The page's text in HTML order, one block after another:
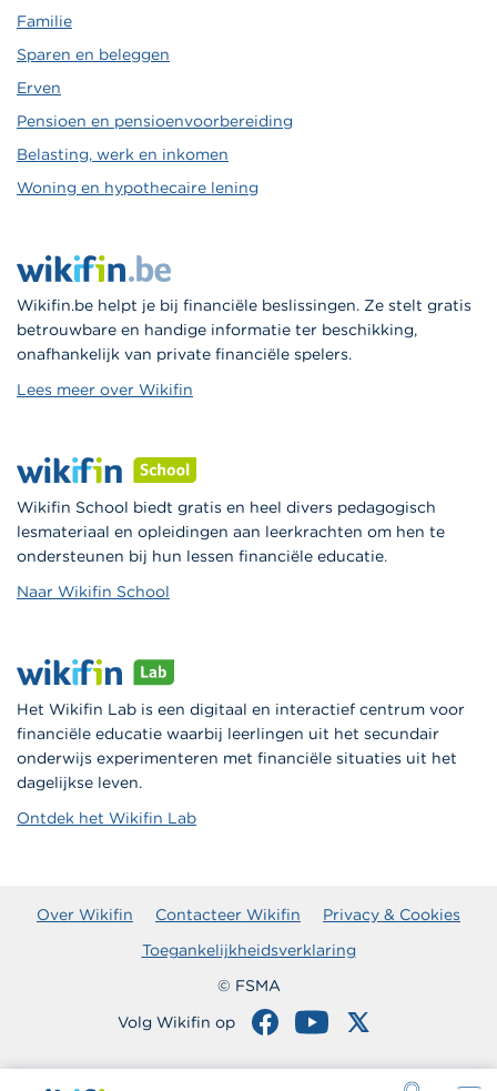
Familie
Sparen en beleggen
Erven
Pensioen en pensioenvoorbereiding
Belasting, werk en inkomen
Woning en hypothecaire lening
Wikifin.be helpt je bij financiële beslissingen. Ze stelt gratis
betrouwbare en handige informatie ter beschikking,
onafhankelijk van private financiële spelers.
Lees meer over Wikifin
Wikifin School biedt gratis en heel divers pedagogisch
lesmateriaal en opleidingen aan leerkrachten om hen te
ondersteunen bij hun lessen financiële educatie.
Naar Wikifin School
Het Wikifin Lab is een digitaal en interactief centrum voor
financiële educatie waarbij leerlingen uit het secundair
onderwijs experimenteren met financiële situaties uit het
dagelijkse leven.
Ontdek het Wikifin Lab
Over Wikifin Contacteer Wikifin
Privacy & Cookies
Toegankelijkheidsverklaring
© FSMA
Volg Wikifin op